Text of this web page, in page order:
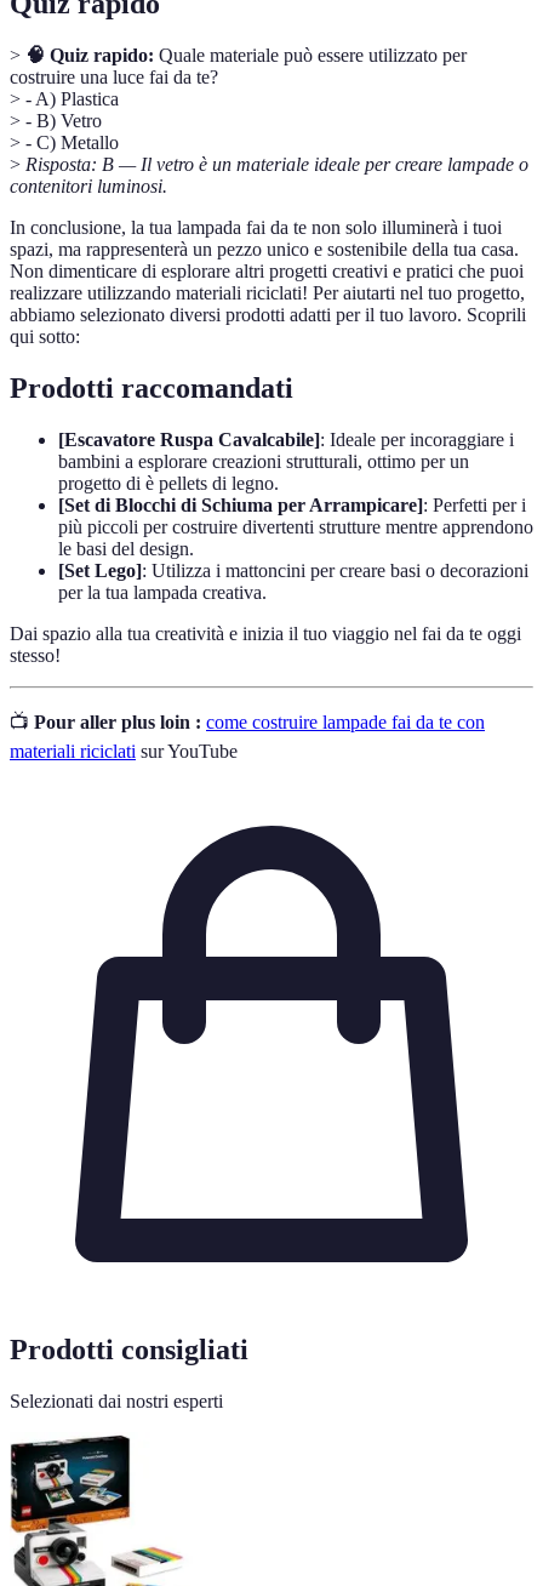
> 🧠 Quiz rapido: Quale materiale può essere utilizzato per
costruire una luce fai da te?
> - A) Plastica
> - B) Vetro
> - C) Metallo
> Risposta: B — Il vetro è un materiale ideale per creare lampade o
contenitori luminosi.
In conclusione, la tua lampada fai da te non solo illuminerà i tuoi
spazi, ma rappresenterà un pezzo unico e sostenibile della tua casa.
Non dimenticare di esplorare altri progetti creativi e pratici che puoi
realizzare utilizzando materiali riciclati! Per aiutarti nel tuo progetto,
abbiamo selezionato diversi prodotti adatti per il tuo lavoro. Scoprili
qui sotto:
Prodotti raccomandati
[Escavatore Ruspa Cavalcabile]: Ideale per incoraggiare i
bambini a esplorare creazioni strutturali, ottimo per un
progetto di è pellets di legno.
[Set di Blocchi di Schiuma per Arrampicare]: Perfetti per i
più piccoli per costruire divertenti strutture mentre apprendono
le basi del design.
[Set Lego]: Utilizza i mattoncini per creare basi o decorazioni
per la tua lampada creativa.
Dai spazio alla tua creatività e inizia il tuo viaggio nel fai da te oggi
stesso!
📺 Pour aller plus loin : come costruire lampade fai da te con
materiali riciclati sur YouTube
Prodotti consigliati
Selezionati dai nostri esperti